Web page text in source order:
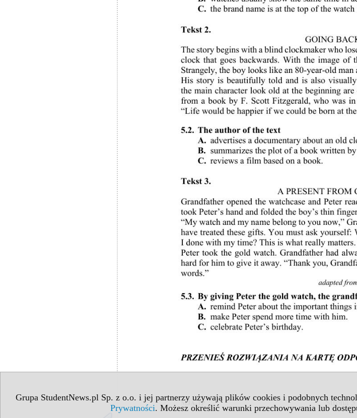
Grupa StudentNews.pl Sp. z o.o. i jej partnerzy używają plików cookies i podobnych
Prywatności. Możesz określić warunki przechowywania lub